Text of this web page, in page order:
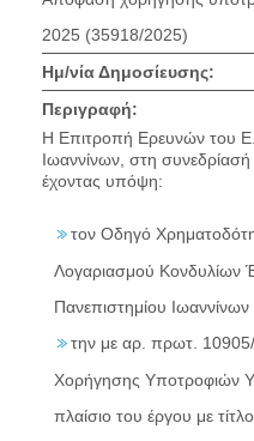
2025 (35918/2025)
Ημ/νία Δημοσίευσης:
Περιγραφή:
Η Επιτροπή Ερευνών του
Ιωαννίνων, στη
έχοντας υπόψη:
τον Οδηγό
Λογαριασμού Κονδυλίων
Πανεπιστημίου
την με αρ. πρωτ.
Χορήγησης Υποτροφιών
πλαίσιο του έργου με